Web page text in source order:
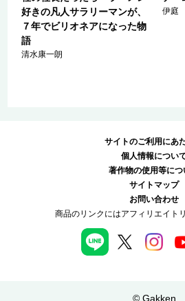
好きの凡人サラリーマンが、
７年でビリオネアになった物
語
清水康一朗
伊庭
サイトのご利用にあ
個人情報につい
著作物の使用等につ
サイトマップ
お問い合わせ
商品のリンクにはアフィリエイト
© Gakken